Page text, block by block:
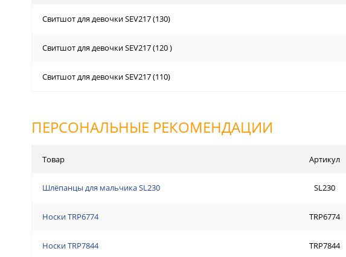
Свитшот для девочки SEV217 (130)
Свитшот для девочки SEV217 (120 )
Свитшот для девочки SEV217 (110)
ПЕРСОНАЛЬНЫЕ РЕКОМЕНДАЦИИ
Товар Артикул
Шлёпанцы для мальчика SL230 SL230
Носки TRP6774 TRP6774
Носки TRP7844 TRP7844